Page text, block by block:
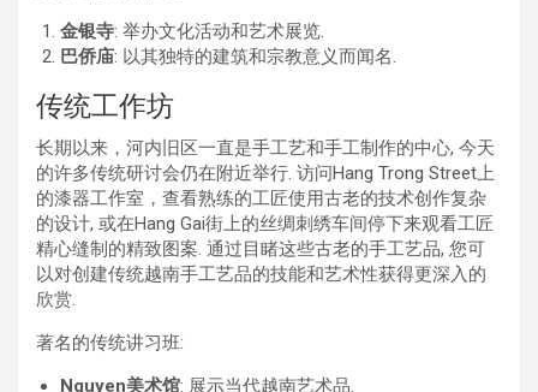
金银寺: 举办文化活动和艺术展览.
巴侨庙: 以其独特的建筑和宗教意义而闻名.
传统工作坊
长期以来，河内旧区一直是手工艺和手工制作的中心, 今天
的许多传统研讨会仍在附近举行. 访问Hang Trong Street上
的漆器工作室，查看熟练的工匠使用古老的技术创作复杂
的设计, 或在Hang Gai街上的丝绸刺绣车间停下来观看工匠
精心缝制的精致图案. 通过目睹这些古老的手工艺品, 您可
以对创建传统越南手工艺品的技能和艺术性获得更深入的
欣赏.
著名的传统讲习班:
Nguyen美术馆: 展示当代越南艺术品.